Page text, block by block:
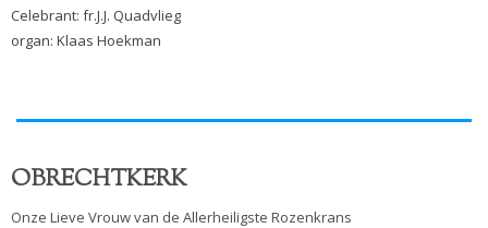
Celebrant: fr.J.J. Quadvlieg
organ: Klaas Hoekman
OBRECHTKERK
Onze Lieve Vrouw van de Allerheiligste Rozenkrans